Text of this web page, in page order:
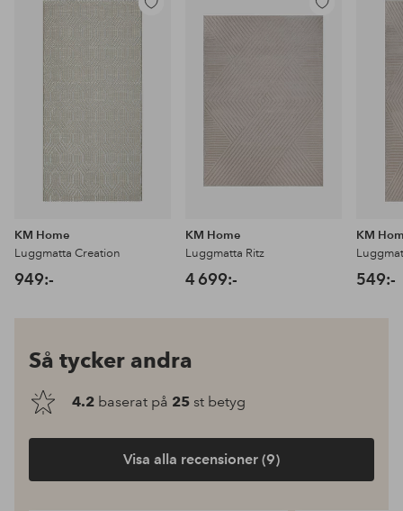
Lägg
till
i
favoriter
KM Home
Luggmatta Creation
949:-
Lägg
KM Home
Luggmatta Ritz
4 699:-
KM
549:-
Så tycker andra
4.2 baserat på 25 st betyg
Visa alla recensioner (9)